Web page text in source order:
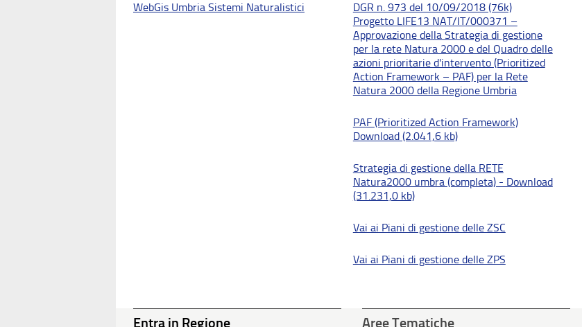
WebGis Umbria Sistemi Naturalistici
DGR n. 973 del 10/09/2018 (76k)
Progetto LIFE13 NAT/IT/000371 –
Approvazione della Strategia di gestione
per la rete Natura 2000 e del Quadro delle
azioni prioritarie d'intervento (Prioritized
Action Framework – PAF) per la Rete
Natura 2000 della Regione Umbria
PAF (Prioritized Action Framework)
Download (2.041,6 kb)
Strategia di gestione della RETE
Natura2000 umbra (completa) - Download
(31.231,0 kb)
Vai ai Piani di gestione delle ZSC
Vai ai Piani di gestione delle ZPS
Entra in Regione Aree Tematiche